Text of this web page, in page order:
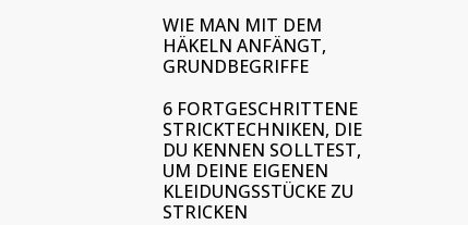
WIE MAN MIT DEM
HÄKELN ANFÄNGT,
GRUNDBEGRIFFE
6 FORTGESCHRITTENE
STRICKTECHNIKEN, DIE
DU KENNEN SOLLTEST,
UM DEINE EIGENEN
KLEIDUNGSSTÜCKE ZU
STRICKEN